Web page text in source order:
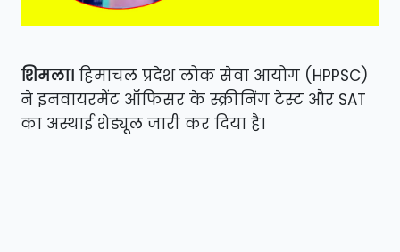
शिमला। हिमाचल प्रदेश लोक सेवा आयोग (HPPSC)
ने इनवायरमेंट ऑफिसर के स्क्रीनिंग टेस्ट और SAT
का अस्थाई शेड्यूल जारी कर दिया है।